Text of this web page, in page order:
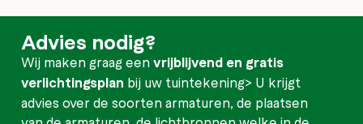
Advies nodig?
Wij maken graag eenvrijblijvend en gratis
verlichtingsplan bij uw tuintekening> U krijgt
advies over de soorten armaturen, de plaatsen